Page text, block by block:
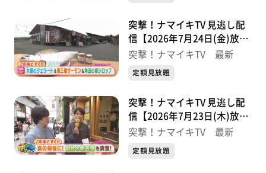
突撃！ナマイキTV 見逃し配
信【2026年7月24日(金)放送
分】
突撃！ナマイキTV 最新
定額見放題
突撃！ナマイキTV 見逃し配
信【2026年7月23日(木)放送
分】
突撃！ナマイキTV 最新
定額見放題